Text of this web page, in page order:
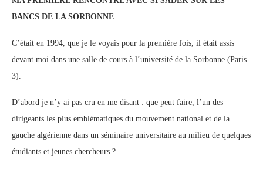
BANCS DE LA SORBONNE
C’était en 1994, que je le voyais pour la première fois, il était assis
devant moi dans une salle de cours à l’université de la Sorbonne (Paris
3).
D’abord je n’y ai pas cru en me disant : que peut faire, l’un des
dirigeants les plus emblématiques du mouvement national et de la
gauche algérienne dans un séminaire universitaire au milieu de quelques
étudiants et jeunes chercheurs ?